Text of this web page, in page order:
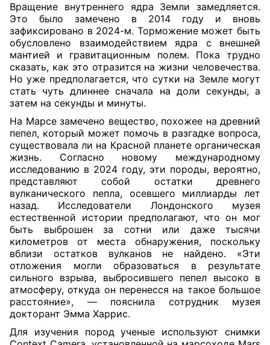
Вращение внутреннего ядра Земли замедляется.
Это было замечено в 2014 году и вновь
зафиксировано в 2024-м. Торможение может быть
обусловлено взаимодействием ядра с внешней
мантией и гравитационным полем. Пока трудно
сказать, как это отразится на жизни человечества.
Но уже предполагается, что сутки на Земле могут
стать чуть длиннее сначала на доли секунды, а
затем на секунды и минуты.
На Марсе замечено вещество, похожее на древний
пепел, который может помочь в разгадке вопроса,
существовала ли на Красной планете органическая
жизнь. Согласно новому международному
исследованию в 2024 году, эти породы, вероятно,
представляют собой остатки древнего
вулканического пепла, осевшего миллиарды лет
назад. Исследователи Лондонского музея
естественной истории предполагают, что он мог
быть выброшен за сотни или даже тысячи
километров от места обнаружения, поскольку
вблизи остатков вулканов не найдено. «Эти
отложения могли образоваться в результате
сильного взрыва, выбросившего пепел высоко в
атмосферу, откуда он перенесся на такое большое
расстояние», — пояснила сотрудник музея
докторант Эмма Харрис.
Для изучения пород ученые используют снимки